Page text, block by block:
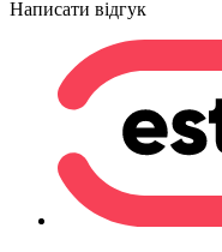
Написати відгук